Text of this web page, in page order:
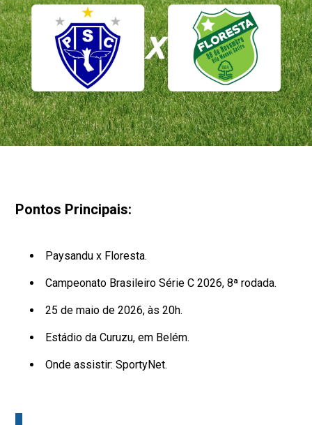
Pontos Principais:
Paysandu x Floresta.
Campeonato Brasileiro Série C 2026, 8ª rodada.
25 de maio de 2026, às 20h.
Estádio da Curuzu, em Belém.
Onde assistir: SportyNet.